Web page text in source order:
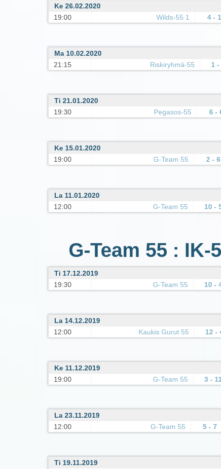
Ke 26.02.2020
19:00
Wilds-55 1 4 - 1
Ma 10.02.2020
21:15
Riskiryhmä-55 1 -
Ti 21.01.2020
19:30
Pegasos-55 6 -
Ke 15.01.2020
19:00
G-Team 55 2 - 6
La 11.01.2020
12:00
G-Team 55 10 -
G-Team 55 :
Ti 17.12.2019
19:30
G-Team 55 10 -
La 14.12.2019
12:00
Kaukis Gurut 55 12 -
Ke 11.12.2019
19:00
G-Team 55 3 -
La 23.11.2019
12:00
G-Team 55 5 - 7
Ti 19.11.2019